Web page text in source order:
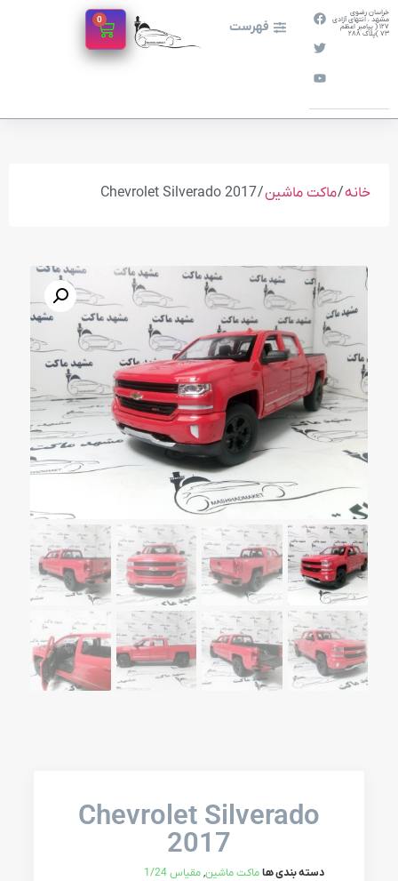
خراسان رضوی
مشهد ، انتهای آزادی
127 ( پیامبر اعظم
73 )پلاک 288
فهرست 0
خانه/ماکت ماشین/ Chevrolet Silverado 2017
Chevrolet Silverado
2017
دسته بندی هاماکت ماشین,مقیاس 1/24